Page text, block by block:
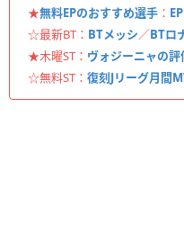
★無料EPのおすすめ選手 ：
☆最新BT： BTメッシ／BTロ
★木曜ST： ヴォジーニャの
☆無料ST： 復刻Jリーグ月間